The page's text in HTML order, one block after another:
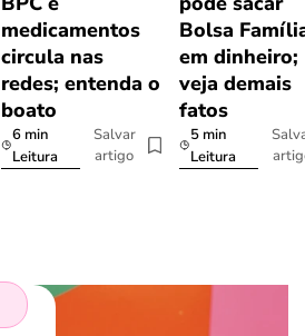
medicamentos
circula nas
redes; entenda o
boato
6 min
Leitura
Salvar
artigo
Bolsa
em dinheiro;
veja demais
fatos
5 min
Leitura